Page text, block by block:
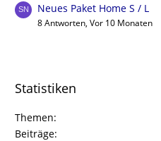
Neues Paket Home S / L
8 Antworten, Vor 10 Monaten
Statistiken
Themen
Beiträge